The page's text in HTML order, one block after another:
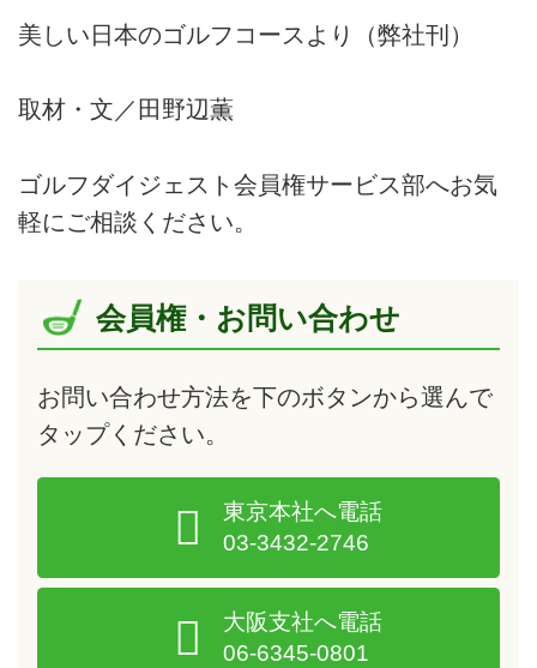
美しい日本のゴルフコースより（弊社刊）
取材・文／田野辺薫
ゴルフダイジェスト会員権サービス部へお気
軽にご相談ください。
会員権・お問い合わせ
お問い合わせ方法を下のボタンから選んで
タップください。
東京本社へ電話
03-3432-2746
大阪支社へ電話
06-6345-0801